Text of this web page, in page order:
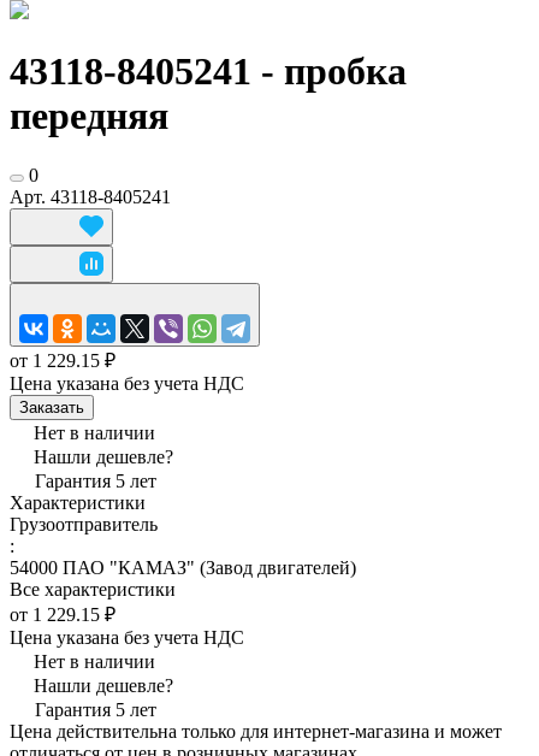
43118-8405241 - пробка
передняя
0
Арт. 43118-8405241
от 1 229.15 ₽
Цена указана без учета НДС
Заказать
Нет в наличии
Нашли дешевле?
Гарантия 5 лет
Характеристики
Грузоотправитель
:
54000 ПАО "КАМАЗ" (Завод двигателей)
Все характеристики
от 1 229.15 ₽
Цена указана без учета НДС
Нет в наличии
Нашли дешевле?
Гарантия 5 лет
Цена действительна только для интернет-магазина и может